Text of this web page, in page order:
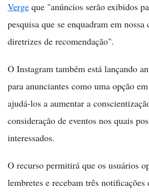
Verge que "anúncios serão exibidos
pesquisa que se enquadram em nossa
diretrizes de recomendação".
O Instagram também está lançando
para anunciantes como uma opção
ajudá-los a aumentar a
consideração de eventos nos quais
interessados.
O recurso permitirá que os usuários
lembretes e recebam três notificações